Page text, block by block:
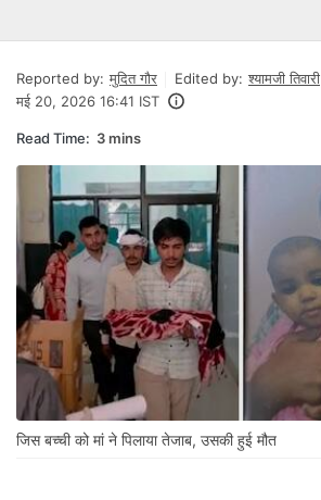
Reported by: मुदित गौर Edited by: श्यामजी तिवारी
मई 20, 2026 16:41 IST
Read Time: 3 mins
जिस बच्ची को मां ने पिलाया तेजाब, उसकी हुई मौत